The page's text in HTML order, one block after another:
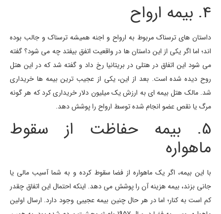
4. بیمه ارواح
داستان های ترسناک مربوط به ارواح و اجنه همیشه ترسناک و جالب بوده
اند؛ اما اگر یکی از این داستان ها در واقعیت اتفق بیفتد چه می شود؟ گفته
می شود این اتفاق در هتلی در بریتانیا رخ داد و گفته شد که در این هتل
روح دیده شده است. بعد از این، یکی از عجیب ترین بیمه ها خریداری
شد. مالک هتل بیمه ای به ارزش یک میلیون دلار خریداری کرد که هر گونه
مرگ یا نقص عضو انجام شده توسط ارواح را پوشش دهد.
5. بیمه حفاظت از سقوط
ماهواره
با این بیمه، اگر یک ماهواره از فضا سقوط کرده و به شما آسیب مالی یا
جانی بزند، بیمه هزینه آن را پوشش می دهد. اینکه احتمال این اتفاق چقدر
کم است به کنار؛ اما در هر حال چنین بیمه عجیبی وجود دارد. ارسال اولین